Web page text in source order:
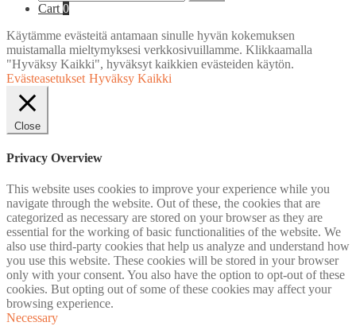
Cart 0
Käytämme evästeitä antamaan sinulle hyvän kokemuksen
muistamalla mieltymyksesi verkkosivuillamme. Klikkaamalla
"Hyväksy Kaikki", hyväksyt kaikkien evästeiden käytön.
Evästeasetukset Hyväksy Kaikki
Close
Privacy Overview
This website uses cookies to improve your experience while you
navigate through the website. Out of these, the cookies that are
categorized as necessary are stored on your browser as they are
essential for the working of basic functionalities of the website. We
also use third-party cookies that help us analyze and understand how
you use this website. These cookies will be stored in your browser
only with your consent. You also have the option to opt-out of these
cookies. But opting out of some of these cookies may affect your
browsing experience.
Necessary